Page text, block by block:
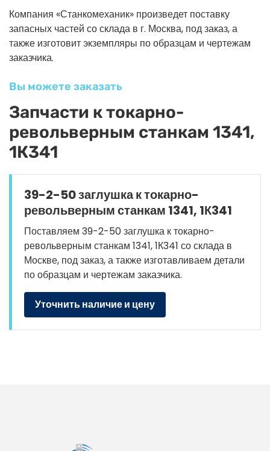
Компания «Станкомеханик» произведет поставку
запасных частей со склада в г. Москва, под заказ, а
также изготовит экземпляры по образцам и чертежам
заказчика.
Вы можете заказать
Запчасти к токарно-
револьверным станкам 1341,
1К341
39-2-50 заглушка к токарно-
револьверным станкам 1341, 1К341
Поставляем 39-2-50 заглушка к токарно-
револьверным станкам 1341, 1К341 со склада в
Москве, под заказ, а также изготавливаем детали
по образцам и чертежам заказчика.
Уточнить наличие и цену